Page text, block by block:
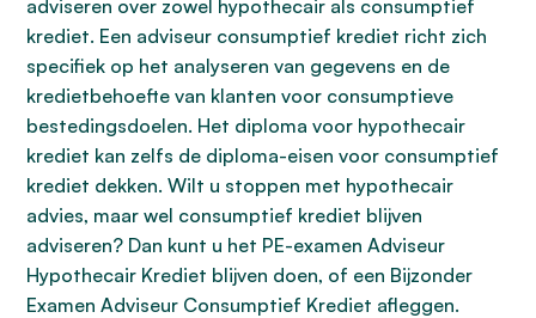
adviseren over zowel hypothecair als consumptief
krediet. Een adviseur consumptief krediet richt zich
specifiek op het analyseren van gegevens en de
kredietbehoefte van klanten voor consumptieve
bestedingsdoelen. Het diploma voor hypothecair
krediet kan zelfs de diploma-eisen voor consumptief
krediet dekken. Wilt u stoppen met hypothecair
advies, maar wel consumptief krediet blijven
adviseren? Dan kunt u het PE-examen Adviseur
Hypothecair Krediet blijven doen, of een Bijzonder
Examen Adviseur Consumptief Krediet afleggen.